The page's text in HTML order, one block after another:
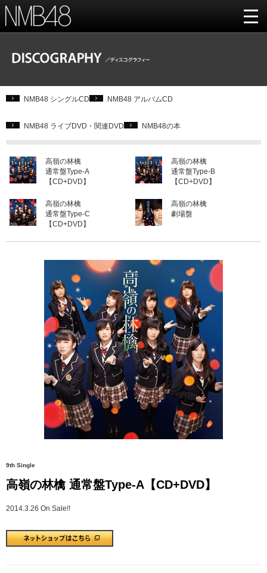
NMB48 シングルCD NMB48 アルバムCD
NMB48 ライブDVD・関連DVD NMB48の本
高嶺の林檎
通常盤Type-A
【CD+DVD】
高嶺の林檎
通常盤Type-B
【CD+DVD】
高嶺の林檎
通常盤Type-C
【CD+DVD】
高嶺の林檎
劇場盤
9th Single
高嶺の林檎 通常盤Type-A【CD+DVD】
2014.3.26 On Sale!!